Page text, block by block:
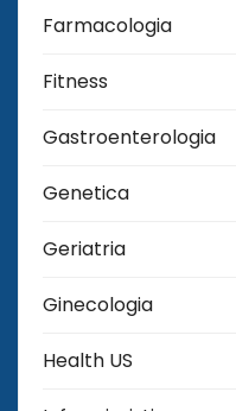
Farmacologia
Fitness
Gastroenterologia
Genetica
Geriatria
Ginecologia
Health US